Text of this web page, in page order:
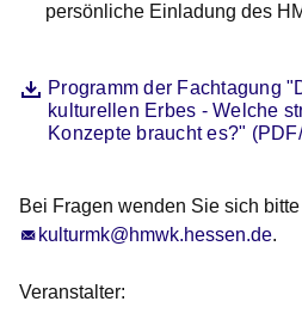
persönliche Einladung des
DateiProgramm der Fachtagung
kulturellen Erbes - Welche
Konzepte braucht es?"
Öffnet sich in einem neuen
Bei Fragen wenden Sie sich bitte
kulturmk@hmwk.hessen.de.
Veranstalter: